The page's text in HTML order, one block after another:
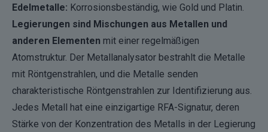
Edelmetalle: Korrosionsbeständig, wie Gold und Platin.
Legierungen sind Mischungen aus Metallen und
anderen Elementen mit einer regelmäßigen
Atomstruktur. Der Metallanalysator bestrahlt die Metalle
mit Röntgenstrahlen, und die Metalle senden
charakteristische Röntgenstrahlen zur Identifizierung aus.
Jedes Metall hat eine einzigartige RFA-Signatur, deren
Stärke von der Konzentration des Metalls in der Legierung